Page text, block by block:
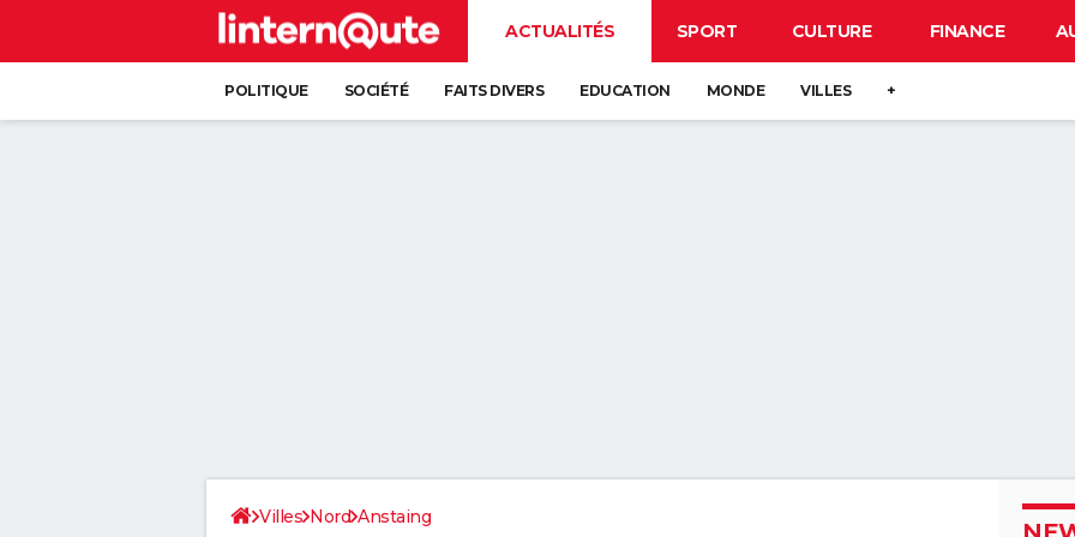
ACTUALITÉS SPORT CULTURE FINANCE
POLITIQUE SOCIÉTÉ FAITS DIVERS EDUCATION MONDE VILLES +
Villes Nord Anstaing